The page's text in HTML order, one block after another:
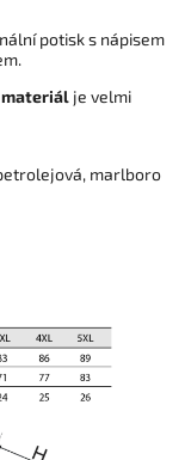
potisk s nápisem
materiál je velmi
marlboro